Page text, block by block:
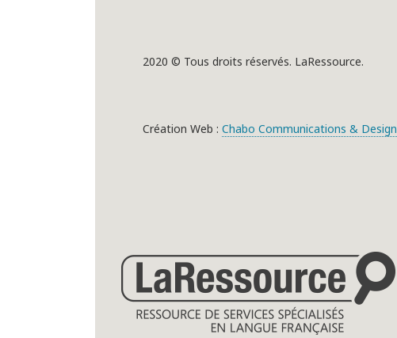
2020 © Tous droits réservés. LaRessource.
Création Web : Chabo Communications & Design